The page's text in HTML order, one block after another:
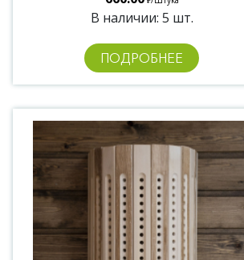
В наличии: 5 шт.
ПОДРОБНЕЕ